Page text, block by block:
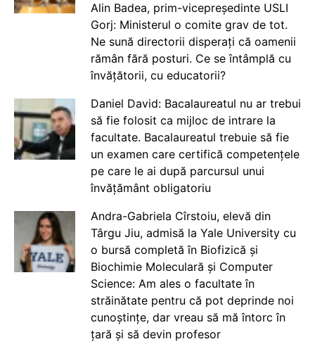
Alin Badea, prim-vicepreședinte USLI
Gorj: Ministerul o comite grav de tot.
Ne sună directorii disperați că oamenii
rămân fără posturi. Ce se întâmplă cu
învățătorii, cu educatorii?
Daniel David: Bacalaureatul nu ar trebui
să fie folosit ca mijloc de intrare la
facultate. Bacalaureatul trebuie să fie
un examen care certifică competențele
pe care le ai după parcursul unui
învățământ obligatoriu
Andra-Gabriela Cîrstoiu, elevă din
Târgu Jiu, admisă la Yale University cu
o bursă completă în Biofizică și
Biochimie Moleculară și Computer
Science: Am ales o facultate în
străinătate pentru că pot deprinde noi
cunoștințe, dar vreau să mă întorc în
țară și să devin profesor